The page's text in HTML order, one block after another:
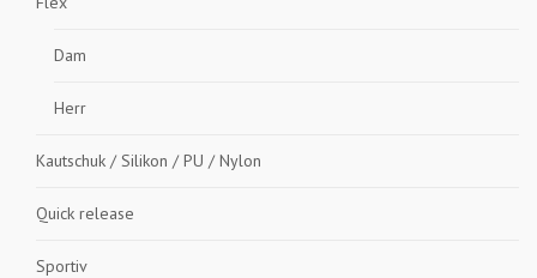
Dam
Herr
Kautschuk / Silikon / PU / Nylon
Quick release
Sportiv